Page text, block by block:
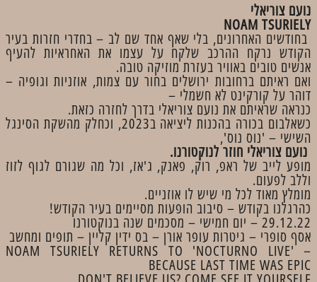
​נועם צוריאלי
NOAM TSURIELY
בחודשים האחרונים, בלי שאף אחד שם לב – בחדרי חזרות בעיר
הקודש נרקח ההרכב שלקח על עצמו את האחראיות להעיף
אנשים טובים באוויר בעזרת מוזיקה טובה.
ואם ראיתם ברחובות ירושלים בחור עם צמות, אוזניות וגופיה –
דוהר על קורקינט לא חשמלי –
כנראה שראיתם את נועם צוריאלי בדרך לחזרה כזאת.
כשאלבום בכורה בהכנות ליציאה ב2023, וכחלק מהשקת הסינגל
השישי – 'נוס נוס',
נועם צוריאלי חוזר לנוקטורנו.
מופע לייב של ראפ, רוק, פאנק, ג'אז, וכל מה שגורם לגוף לזוז
וללב לפעום.
מומלץ מאוד לכל מי שיש לו אוזניים.
כהרגלנו בקודש – סיבוב הופעות מסיימים בעיר הקודש!
29.12.22 – יום חמישי – מסכמים שנה בנוקטורנו
אסף סופרי – גיטרות עופר אורן – בס ידין קליין – תופים ומחשב
NOAM TSURIELY RETURNS TO 'NOCTURNO LIVE' –
BECAUSE LAST TIME WAS EPIC